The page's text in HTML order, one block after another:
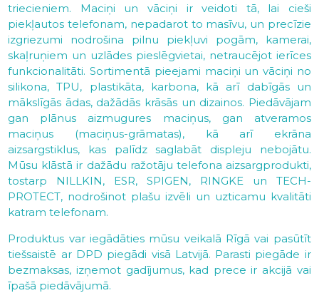
triecieniem. Maciņi un vāciņi ir veidoti tā, lai cieši
piekļautos telefonam, nepadarot to masīvu, un precīzie
izgriezumi nodrošina pilnu piekļuvi pogām, kamerai,
skaļruņiem un uzlādes pieslēgvietai, netraucējot ierīces
funkcionalitāti. Sortimentā pieejami maciņi un vāciņi no
silikona, TPU, plastikāta, karbona, kā arī dabīgās un
mākslīgās ādas, dažādās krāsās un dizainos. Piedāvājam
gan plānus aizmugures maciņus, gan atveramos
maciņus (maciņus-grāmatas), kā arī ekrāna
aizsargstiklus, kas palīdz saglabāt displeju nebojātu.
Mūsu klāstā ir dažādu ražotāju telefona aizsargprodukti,
tostarp NILLKIN, ESR, SPIGEN, RINGKE un TECH-
PROTECT, nodrošinot plašu izvēli un uzticamu kvalitāti
katram telefonam.
Produktus var iegādāties mūsu veikalā Rīgā vai pasūtīt
tiešsaistē ar DPD piegādi visā Latvijā. Parasti piegāde ir
bezmaksas, izņemot gadījumus, kad prece ir akcijā vai
īpašā piedāvājumā.